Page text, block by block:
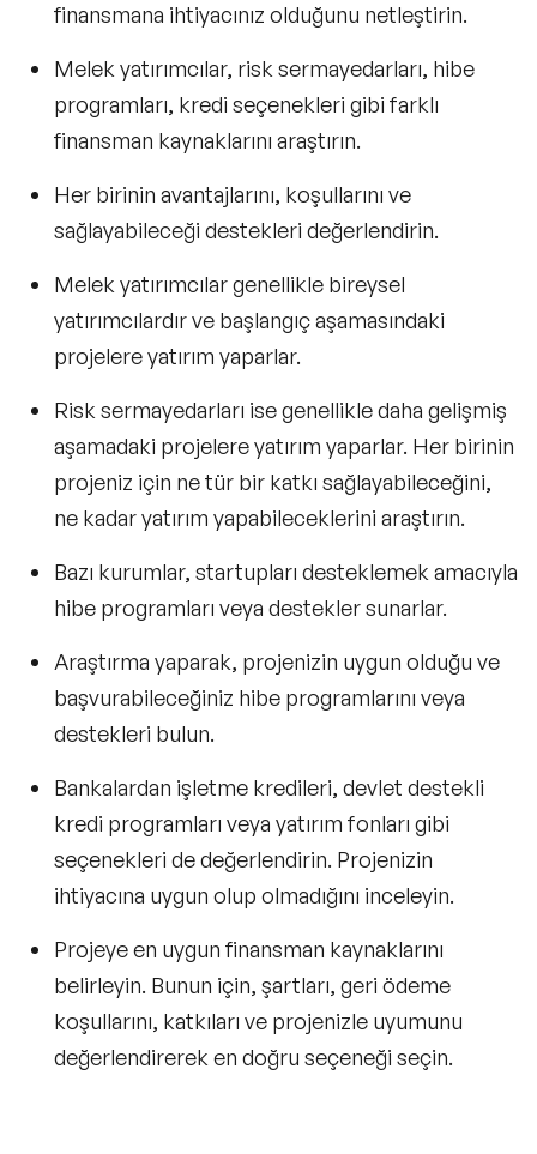
finansmana ihtiyacınız olduğunu netleştirin.
Melek yatırımcılar, risk sermayedarları, hibe
programları, kredi seçenekleri gibi farklı
finansman kaynaklarını araştırın.
Her birinin avantajlarını, koşullarını ve
sağlayabileceği destekleri değerlendirin.
Melek yatırımcılar genellikle bireysel
yatırımcılardır ve başlangıç aşamasındaki
projelere yatırım yaparlar.
Risk sermayedarları ise genellikle daha gelişmiş
aşamadaki projelere yatırım yaparlar. Her birinin
projeniz için ne tür bir katkı sağlayabileceğini,
ne kadar yatırım yapabileceklerini araştırın.
Bazı kurumlar, startupları desteklemek amacıyla
hibe programları veya destekler sunarlar.
Araştırma yaparak, projenizin uygun olduğu ve
başvurabileceğiniz hibe programlarını veya
destekleri bulun.
Bankalardan işletme kredileri, devlet destekli
kredi programları veya yatırım fonları gibi
seçenekleri de değerlendirin. Projenizin
ihtiyacına uygun olup olmadığını inceleyin.
Projeye en uygun finansman kaynaklarını
belirleyin. Bunun için, şartları, geri ödeme
koşullarını, katkıları ve projenizle uyumunu
değerlendirerek en doğru seçeneği seçin.